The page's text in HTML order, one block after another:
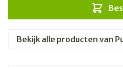
Bekijk alle producten van